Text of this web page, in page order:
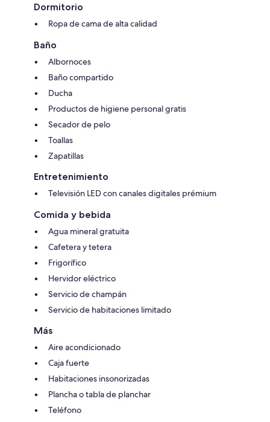
Dormitorio
Ropa de cama de alta calidad
Baño
Albornoces
Baño compartido
Ducha
Productos de higiene personal gratis
Secador de pelo
Toallas
Zapatillas
Entretenimiento
Televisión LED con canales digitales prémium
Comida y bebida
Agua mineral gratuita
Cafetera y tetera
Frigorífico
Hervidor eléctrico
Servicio de champán
Servicio de habitaciones limitado
Más
Aire acondicionado
Caja fuerte
Habitaciones insonorizadas
Plancha o tabla de planchar
Teléfono